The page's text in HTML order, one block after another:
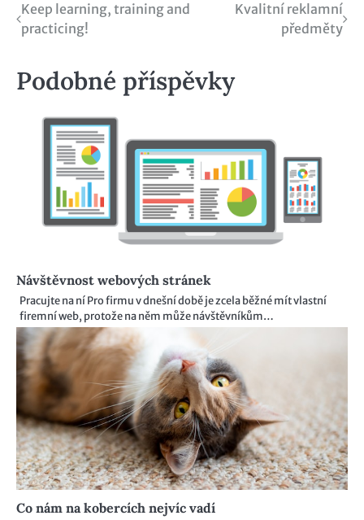
Navigace
pro
příspěvek
Keep learning, training and
practicing!
Kvalitní reklamní
předměty
Podobné příspěvky
Návštěvnost webových stránek
Pracujte na ní Pro firmu v dnešní době je zcela běžné mít vlastní
firemní web, protože na něm může návštěvníkům…
Co nám na kobercích nejvíc vadí